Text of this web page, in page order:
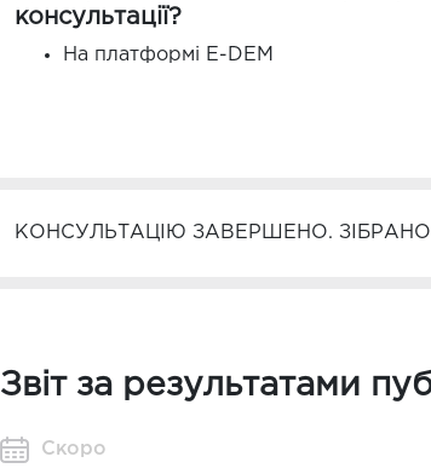
консультації?
На платформі E-DEM
КОНСУЛЬТАЦІЮ ЗАВЕРШЕНО. ЗІБРАНО
Звіт за результатами
Скоро